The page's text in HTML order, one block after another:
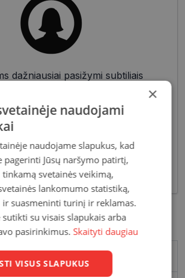
dažniausiai pasižymi subtiliais
suteikiančiais harmoningą bei
Šiandien dienai stilių bei medžiagų
akinių dizaineriams pristatyti Jums
netikėčiausių ir drąsiausių
rėmelių. Tai ne tik regėjimo
ir stilingas kasdieninės išvaizdos
prekę
×
naudojami
naudojame slapukus, kad
pagerinti Jūsų naršymo patirtį,
svetainės veikimą,
lankomumo statistiką,
suasmeninti turinį ir reklamas.
sutikti su visais slapukais arba
pasirinkimus. Skaityti daugiau
VISUS SLAPUKUS